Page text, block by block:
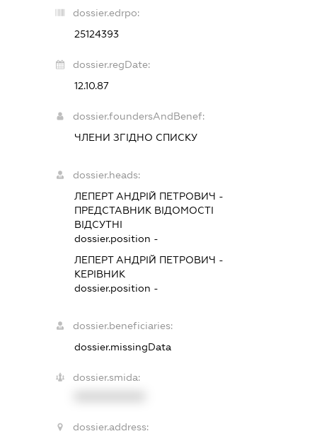
dossier.edrpo:
25124393
dossier.regDate:
12.10.87
dossier.foundersAndBenef:
ЧЛЕНИ ЗГІДНО СПИСКУ
dossier.heads:
ЛЕПЕРТ АНДРІЙ ПЕТРОВИЧ -
ПРЕДСТАВНИК ВІДОМОСТІ
ВІДСУТНІ
dossier.position -
ЛЕПЕРТ АНДРІЙ ПЕТРОВИЧ -
КЕРІВНИК
dossier.position -
dossier.beneficiaries:
dossier.missingData
dossier.smida:
dossier.address: